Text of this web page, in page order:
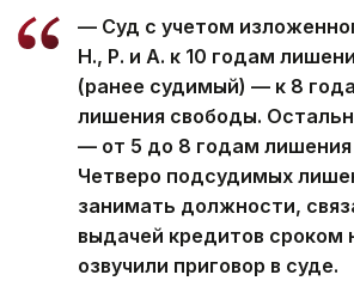
— Суд c учетом
Н., Р. и А. к 10 годам
(ранее судимый) — к 8
лишения свободы.
— от 5 до 8 годам
Четверо подсудимых
занимать должности,
выдачей кредитов сроком
озвучили приговор в суде.